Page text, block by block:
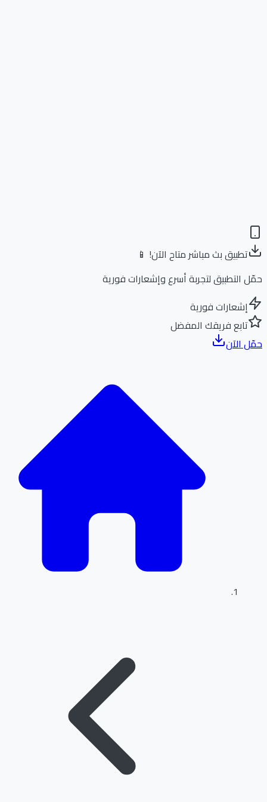
تطبيق بث مباشر متاح الآن! 📱
التطبيق لتجربة أسرع وإشعارات فورية
إشعارات فورية
تابع فريقك المفضل
الآن